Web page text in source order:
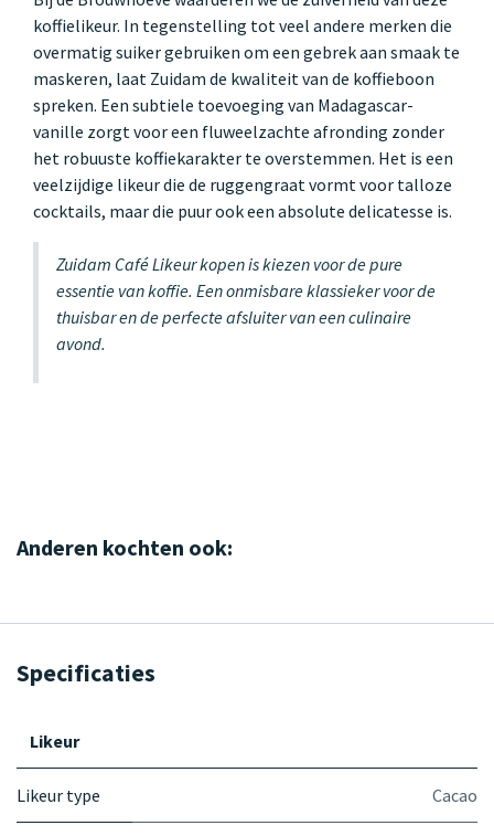
koffielikeur. In tegenstelling tot veel andere merken die
overmatig suiker gebruiken om een gebrek aan smaak te
maskeren, laat Zuidam de kwaliteit van de koffieboon
spreken. Een subtiele toevoeging van Madagascar-
vanille zorgt voor een fluweelzachte afronding zonder
het robuuste koffiekarakter te overstemmen. Het is een
veelzijdige likeur die de ruggengraat vormt voor talloze
cocktails, maar die puur ook een absolute delicatesse is.
Zuidam Café Likeur kopen is kiezen voor de pure
essentie van koffie. Een onmisbare klassieker voor de
thuisbar en de perfecte afsluiter van een culinaire
avond.
Anderen kochten ook:
Specificaties
Likeur
Likeur type Cacao